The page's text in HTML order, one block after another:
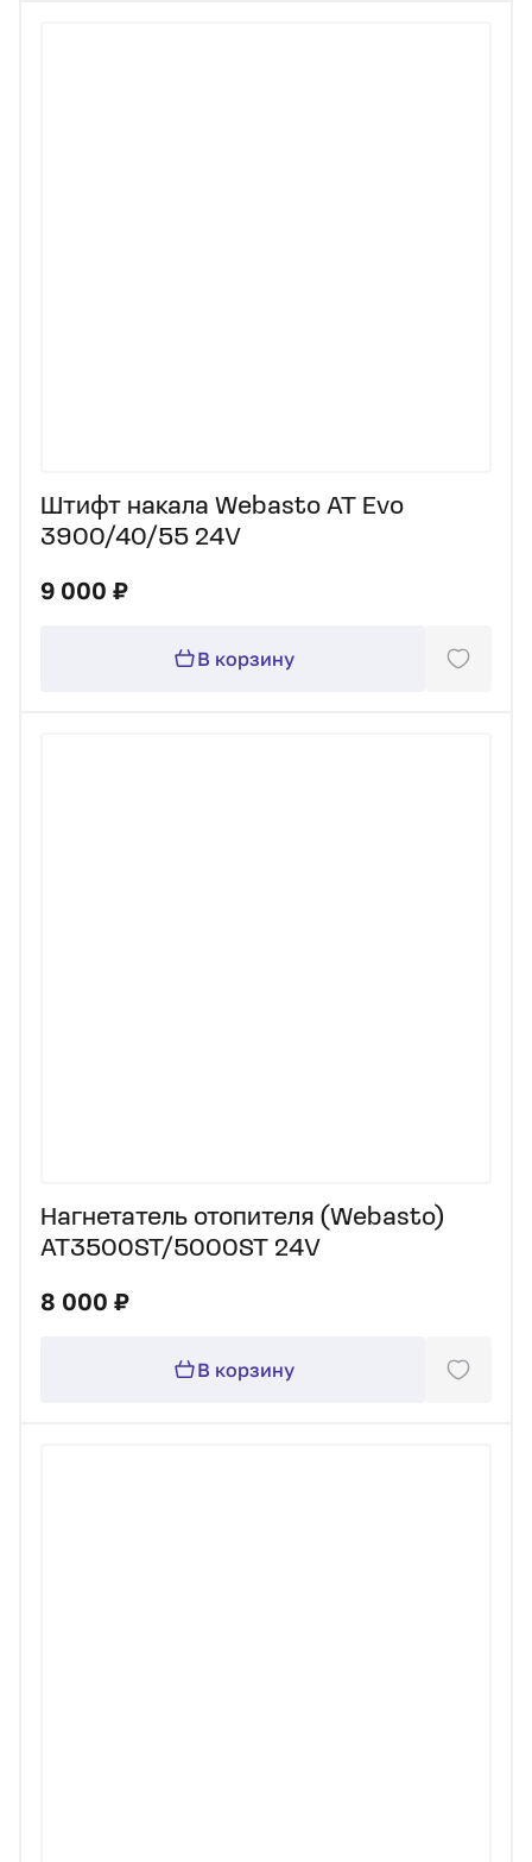
Штифт накала Webasto АТ Evo
3900/40/55 24V
9 000 ₽
В корзину
Нагнетатель отопителя (Webasto)
AT3500ST/5000ST 24V
8 000 ₽
В корзину